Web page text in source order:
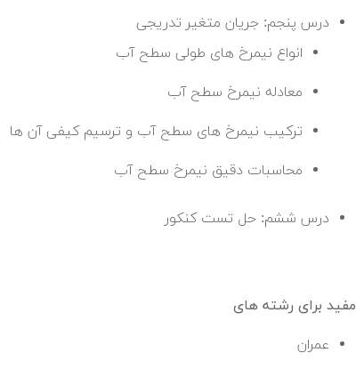
درس پنجم: جریان متغیر تدریجی
انواع نیمرخ های طولی سطح آب
معادله نیمرخ سطح آب
ترکیب نیمرخ های سطح آب و ترسیم کیفی آن ها
محاسبات دقیق نیمرخ سطح آب
درس ششم: حل تست کنکور
مفید برای رشته های
عمران